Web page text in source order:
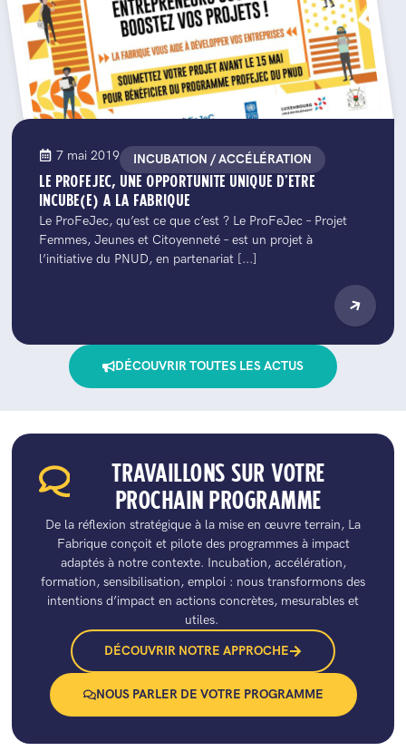
7 mai 2019 INCUBATION / ACCÉLÉRATION
LE PROFEJEC, UNE OPPORTUNITE UNIQUE D’ETRE
INCUBE(E) A LA FABRIQUE
Le ProFeJec, qu’est ce que c’est ? Le ProFeJec – Projet
Femmes, Jeunes et Citoyenneté – est un projet à
l’initiative du PNUD, en partenariat [...]
DÉCOUVRIR TOUTES LES ACTUS
TRAVAILLONS SUR VOTRE
PROCHAIN PROGRAMME
De la réflexion stratégique à la mise en œuvre terrain, La
Fabrique conçoit et pilote des programmes à impact
adaptés à notre contexte. Incubation, accélération,
formation, sensibilisation, emploi : nous transformons des
intentions d’impact en actions concrètes, mesurables et
utiles.
DÉCOUVRIR NOTRE APPROCHE
NOUS PARLER DE VOTRE PROGRAMME